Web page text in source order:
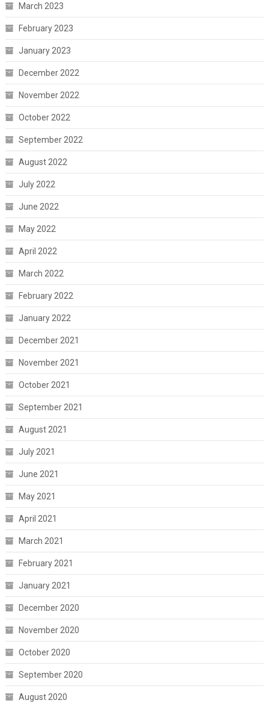
March 2023
February 2023
January 2023
December 2022
November 2022
October 2022
September 2022
August 2022
July 2022
June 2022
May 2022
April 2022
March 2022
February 2022
January 2022
December 2021
November 2021
October 2021
September 2021
August 2021
July 2021
June 2021
May 2021
April 2021
March 2021
February 2021
January 2021
December 2020
November 2020
October 2020
September 2020
August 2020